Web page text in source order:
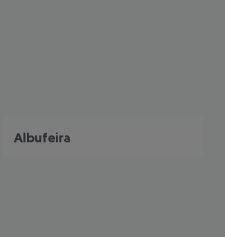
Albufeira